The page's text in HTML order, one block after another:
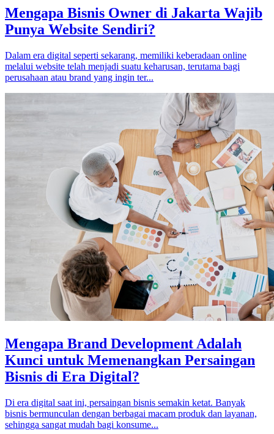
Mengapa Bisnis Owner di Jakarta Wajib
Punya Website Sendiri?
Dalam era digital seperti sekarang, memiliki keberadaan online
melalui website telah menjadi suatu keharusan, terutama bagi
perusahaan atau brand yang ingin ter...
Mengapa Brand Development Adalah
Kunci untuk Memenangkan Persaingan
Bisnis di Era Digital?
Di era digital saat ini, persaingan bisnis semakin ketat. Banyak
bisnis bermunculan dengan berbagai macam produk dan layanan,
sehingga sangat mudah bagi konsume...